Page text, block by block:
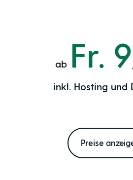
ab Fr. 9
inkl. Hosting und
Preise